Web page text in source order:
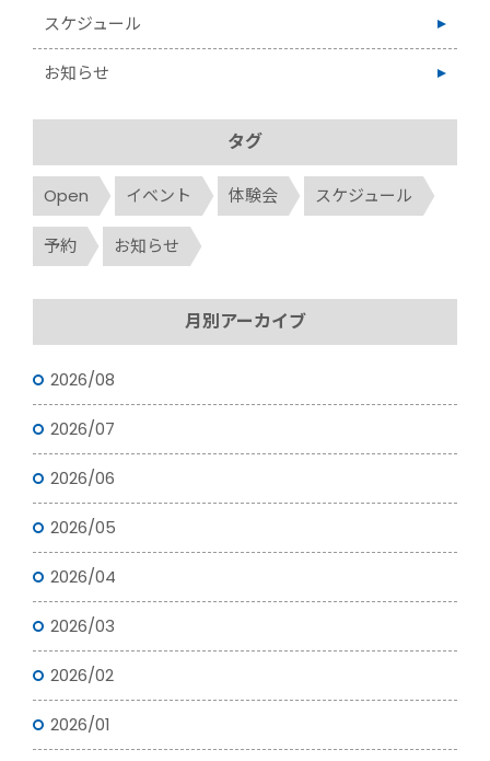
スケジュール
お知らせ
タグ
Open イベント 体験会 スケジュール
予約 お知らせ
月別アーカイブ
2026/08
2026/07
2026/06
2026/05
2026/04
2026/03
2026/02
2026/01